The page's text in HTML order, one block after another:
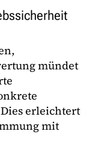
mündet
erleichtert
mit